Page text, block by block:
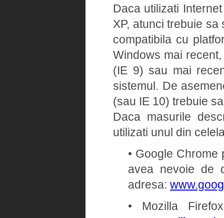
Daca utilizati
XP, atunci trebuie
compatibila cu
Windows mai
(IE 9) sau mai
sistemul. De
(sau IE 10) trebuie
Daca masurile
utilizati unul din
• Google
avea nevoie de
adresa:
• Mozilla